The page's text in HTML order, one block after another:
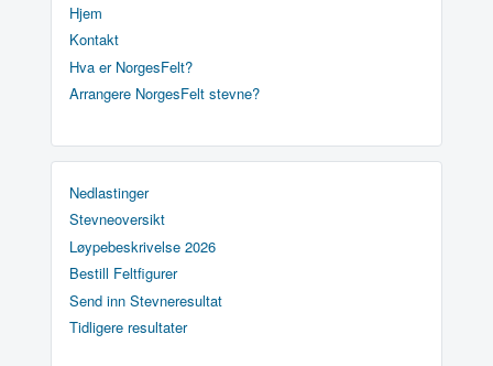
Hjem
Kontakt
Hva er NorgesFelt?
Arrangere NorgesFelt stevne?
Nedlastinger
Stevneoversikt
Løypebeskrivelse 2026
Bestill Feltfigurer
Send inn Stevneresultat
Tidligere resultater